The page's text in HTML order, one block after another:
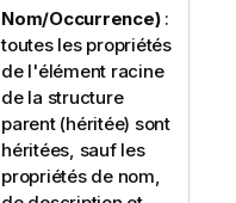
Nom/Occurrence):
toutes les propriétés
de l'élément racine
de la structure
parent (héritée) sont
héritées, sauf les
propriétés de nom,